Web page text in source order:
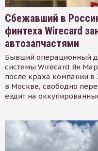
Сбежавший в
финтеха Wirecard
автозапчастями
Бывший операционный
системы Wirecard Ян
после краха компании в
в Москве, свободно
ездит на